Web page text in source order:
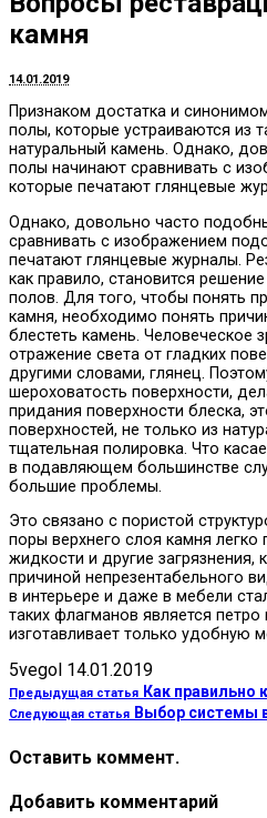
камня
14.01.2019
Признаком достатка и
полы, которые устраиваются из
натуральный камень. Однако,
полы начинают сравнивать с
которые печатают глянцевые
Однако, довольно часто
сравнивать с изображением
печатают глянцевые журналы.
как правило, становится
полов. Для того, чтобы понять
камня, необходимо понять
блестеть камень. Человеческое
отражение света от гладких
другими словами, глянец.
шероховатость поверхности,
придания поверхности блеска,
поверхностей, не только из
тщательная полировка. Что
в подавляющем большинстве
большие проблемы.
Это связано с пористой
поры верхнего слоя камня легко
жидкости и другие загрязнения,
причиной непрезентабельного
в интерьере и даже в мебели
таких флагманов является
изготавливает только удобную
5vegol 14.01.2019
Предыдущая статья Как правильно
Следующая статья Выбор системы
Оставить коммент.
Добавить комментарий